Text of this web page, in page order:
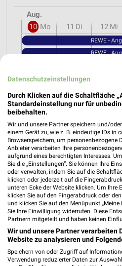
Aug.
10 Mo 11 Di 12 Mi
REWE -
REWE -
MEHR
weekli Magazin
Die perfekte Einwechslung: Dein Fan-Bonus!*
17.07.2026
Datenschutzeinstellungen
Durch Klicken auf die Schaltfläche
Standardeinstellung nur für
beibehalten.
Wir und unsere Partner speichern und/
einem Gerät zu, wie z. B. eindeutige IDs in
Browserspeichern, um personenbezogene
Anbieter verarbeiten Ihre
aufgrund eines berechtigten Interesses.
Sie die „Einstellungen“. Sie können Ihre
oder verwalten, indem Sie auf die
klicken oder jederzeit auf die
unteren Ecke der Website klicken. Um Ihre
klicken Sie auf den Fingerabdruck oder
und klicken Sie auf den Menüpunkt „Meine
Sie Ihre Einwilligung widerrufen. Diese
Partnern mitgeteilt und haben keinen
Wir und unsere Partner verarbeiten
Website zu analysieren und
Speichern von oder Zugriff auf
Verwendung reduzierter Daten zur